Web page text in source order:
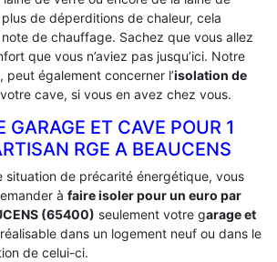
plus de déperditions de chaleur, cela
de chauffage. Sachez que vous allez
que vous n’aviez pas jusqu’ici. Notre
également concerner l’isolation de
cave, si vous en avez chez vous.
GARAGE ET CAVE POUR 1
RGE A BEAUCENS
situation de précarité énergétique, vous
à faire isoler pour un euro par
(65400) seulement votre garage et
dans un logement neuf ou dans le
de celui-ci.